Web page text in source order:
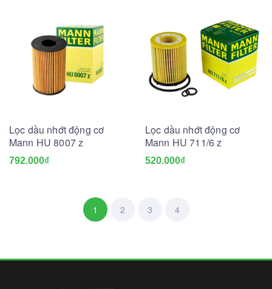
Lọc dầu nhớt động cơ
Mann HU 8007 z
792.000₫
Lọc dầu nhớt động cơ
Mann HU 711/6 z
520.000₫
1 2 3 4